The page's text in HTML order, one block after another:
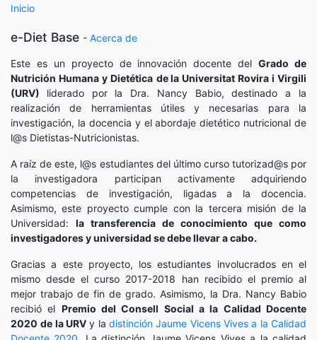
Inicio
e-Diet Base - Acerca de
Este es un proyecto de innovación docente delGrado de
Nutrición Humana y Dietética de la Universitat Rovira i Virgili
(URV) liderado por la Dra. Nancy Babio, destinado a la
realización de herramientas útiles y necesarias para la
investigación, la docencia y el abordaje dietético nutricional de
l@s Dietistas-Nutricionistas.
A raíz de este, l@s estudiantes del último curso tutorizad@s por
la investigadora participan activamente adquiriendo
competencias de investigación, ligadas a la docencia.
Asimismo, este proyecto cumple con la tercera misión de la
Universidad: la transferencia de conocimiento que como
investigadores y universidad se debe llevar a cabo.
Gracias a este proyecto, los estudiantes involucrados en el
mismo desde el curso 2017-2018 han recibido el premio al
mejor trabajo de fin de grado. Asimismo, la Dra. Nancy Babio
recibió el Premio del Consell Social a la Calidad Docente
2020 de la URV y ladistinción Jaume Vicens Vives a la Calidad